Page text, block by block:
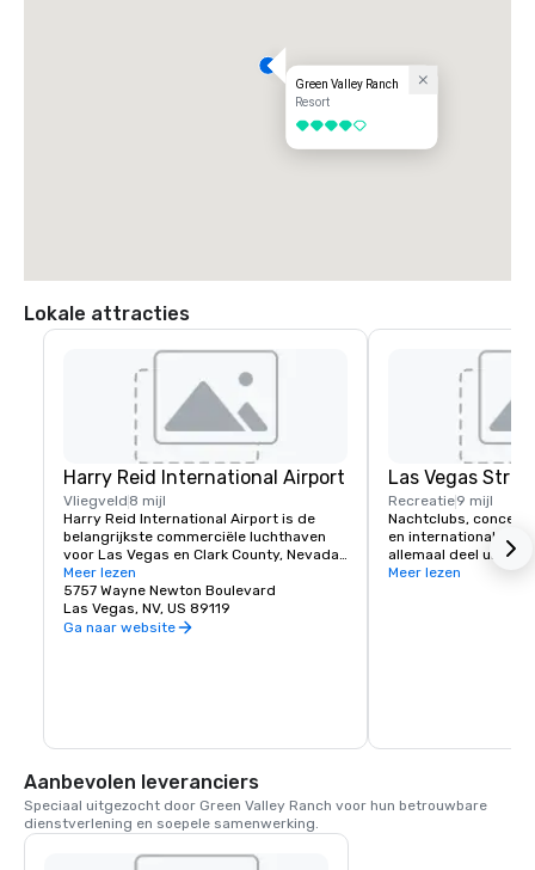
Green Valley Ranch
Resort
4 van 5
Lokale attracties
Harry Reid International Airport
Vliegveld 8 mijl
Harry Reid International Airport is de
belangrijkste commerciële luchthaven
voor Las Vegas en Clark County, Nevada,
Verenigde Staten. De luchthaven ligt
acht kilometer ten zuiden van het
centrum van Las Vegas, in het gebied
zonder rechtspersoonlijkheid van
Meer lezen
5757 Wayne Newton Boulevard
Las Vegas, NV, US 89119
Ga naar website
Las Vegas Strip
Recreatie9 mijl
Nachtclubs,
en internationale
allemaal deel uit van
entertainmentscene
Meer lezen
Aanbevolen leveranciers
Speciaal uitgezocht door Green Valley Ranch voor hun betrouwbare
dienstverlening en soepele samenwerking.